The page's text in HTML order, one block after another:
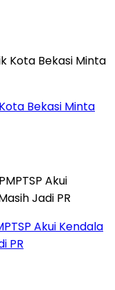
Bekasi Minta
Akui Kendala
PR